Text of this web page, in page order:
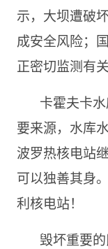
示，大坝遭破
成安全风险；
正密切监测有关
卡霍夫卡
要来源，水库
波罗热核电站
可以独善其身
利核电站！
毁坏重要